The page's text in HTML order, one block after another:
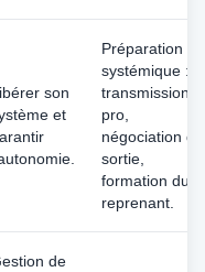
son
et
Préparation
systémique :
transmission
pro,
négociation de
sortie,
formation du
reprenant.
de